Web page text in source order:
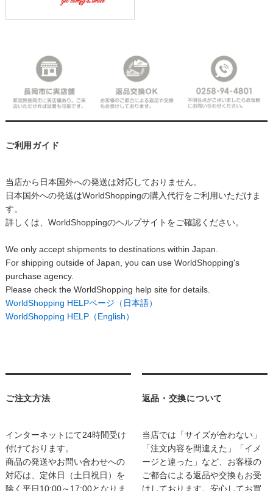
ご利用ガイド
当店から日本国外への発送は対応しておりません。
日本国外への発送はWorldShoppingの購入代行をご利用いただけま
す。
詳しくは、WorldShoppingのヘルプサイトをご確認ください。
We only accept shipments to destinations within Japan.
For shipping outside of Japan, you can use WorldShopping's
purchase agency.
Please check the WorldShopping help site for details.
WorldShopping HELPページ（日本語）
WorldShopping HELP（English）
ご注文方法
インターネットにて24時間受け
付けております。
商品の発送やお問い合わせへの
対応は、定休日（土日祝日）を
除く平日10:00～17:00となりま
返品・交換について
当店では「サイズが合わない」
「注文内容を間違えた」「イメ
ージと違った」など、お客様の
ご都合による返品や交換もお受
けしております。安心してお買